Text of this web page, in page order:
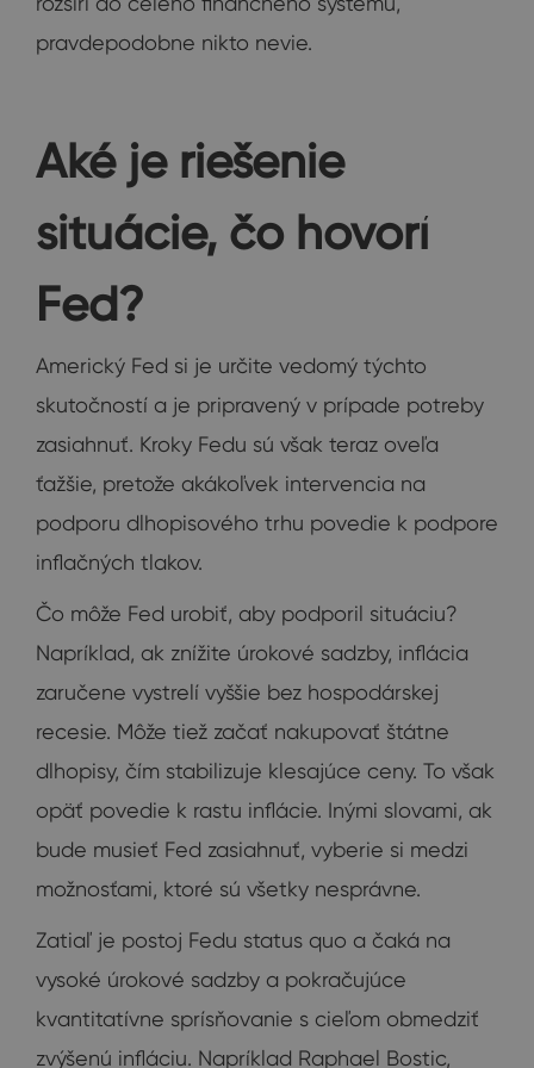
pravdepodobne nikto nevie.
Aké je riešenie
situácie, čo hovorí
Fed?
Americký Fed si je určite vedomý týchto
skutočností a je pripravený v prípade potreby
zasiahnuť. Kroky Fedu sú však teraz oveľa
ťažšie, pretože akákoľvek intervencia na
podporu dlhopisového trhu povedie k podpore
inflačných tlakov.
Čo môže Fed urobiť, aby podporil situáciu?
Napríklad, ak znížite úrokové sadzby, inflácia
zaručene vystrelí vyššie bez hospodárskej
recesie. Môže tiež začať nakupovať štátne
dlhopisy, čím stabilizuje klesajúce ceny. To však
opäť povedie k rastu inflácie. Inými slovami, ak
bude musieť Fed zasiahnuť, vyberie si medzi
možnosťami, ktoré sú všetky nesprávne.
Zatiaľ je postoj Fedu status quo a čaká na
vysoké úrokové sadzby a pokračujúce
kvantitatívne sprísňovanie s cieľom obmedziť
zvýšenú infláciu. Napríklad Raphael Bostic,